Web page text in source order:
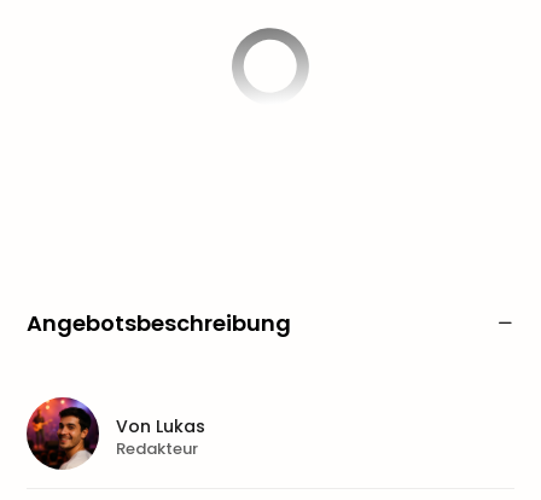
Angebotsbeschreibung
Von Lukas
Redakteur